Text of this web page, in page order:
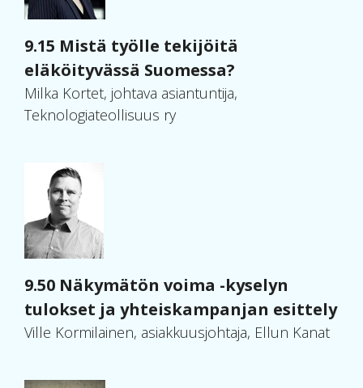
9.15 Mistä työlle tekijöitä
eläköityvässä Suomessa?
Milka Kortet, johtava asiantuntija,
Teknologiateollisuus ry
9.50 Näkymätön voima -kyselyn
tulokset ja yhteiskampanjan esittely
Ville Kormilainen, asiakkuusjohtaja, Ellun Kanat